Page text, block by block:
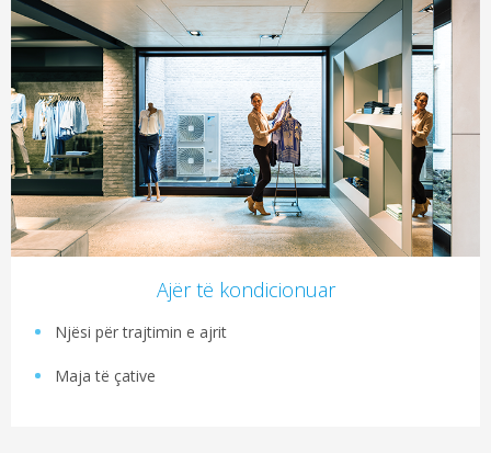
Ajër të kondicionuar
Njësi për trajtimin e ajrit
Maja të çative